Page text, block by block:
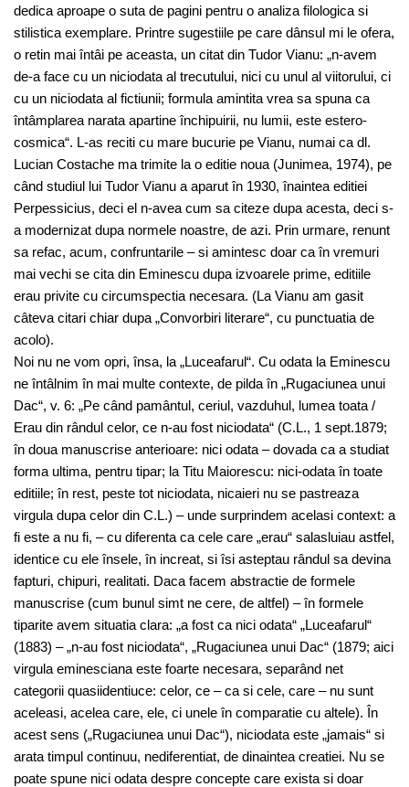
dedica aproape o suta de pagini pentru o analiza filologica si
stilistica exemplare. Printre sugestiile pe care dânsul mi le ofera,
o retin mai întâi pe aceasta, un citat din Tudor Vianu: „n-avem
de-a face cu un niciodata al trecutului, nici cu unul al viitorului, ci
cu un niciodata al fictiunii; formula amintita vrea sa spuna ca
întâmplarea narata apartine închipuirii, nu lumii, este estero-
cosmica“. L-as reciti cu mare bucurie pe Vianu, numai ca dl.
Lucian Costache ma trimite la o editie noua (Junimea, 1974), pe
când studiul lui Tudor Vianu a aparut în 1930, înaintea editiei
Perpessicius, deci el n-avea cum sa citeze dupa acesta, deci s-
a modernizat dupa normele noastre, de azi. Prin urmare, renunt
sa refac, acum, confruntarile – si amintesc doar ca în vremuri
mai vechi se cita din Eminescu dupa izvoarele prime, editiile
erau privite cu circumspectia necesara. (La Vianu am gasit
câteva citari chiar dupa „Convorbiri literare“, cu punctuatia de
acolo).
Noi nu ne vom opri, însa, la „Luceafarul“. Cu odata la Eminescu
ne întâlnim în mai multe contexte, de pilda în „Rugaciunea unui
Dac“, v. 6: „Pe când pamântul, ceriul, vazduhul, lumea toata /
Erau din rândul celor, ce n-au fost niciodata“ (C.L., 1 sept.1879;
în doua manuscrise anterioare: nici odata – dovada ca a studiat
forma ultima, pentru tipar; la Titu Maiorescu: nici-odata în toate
editiile; în rest, peste tot niciodata, nicaieri nu se pastreaza
virgula dupa celor din C.L.) – unde surprindem acelasi context: a
fi este a nu fi, – cu diferenta ca cele care „erau“ salasluiau astfel,
identice cu ele însele, în increat, si îsi asteptau rândul sa devina
fapturi, chipuri, realitati. Daca facem abstractie de formele
manuscrise (cum bunul simt ne cere, de altfel) – în formele
tiparite avem situatia clara: „a fost ca nici odata“ „Luceafarul“
(1883) – „n-au fost niciodata“, „Rugaciunea unui Dac“ (1879; aici
virgula eminesciana este foarte necesara, separând net
categorii quasiidentiuce: celor, ce – ca si cele, care – nu sunt
aceleasi, acelea care, ele, ci unele în comparatie cu altele). În
acest sens („Rugaciunea unui Dac“), niciodata este „jamais“ si
arata timpul continuu, nediferentiat, de dinaintea creatiei. Nu se
poate spune nici odata despre concepte care exista si doar